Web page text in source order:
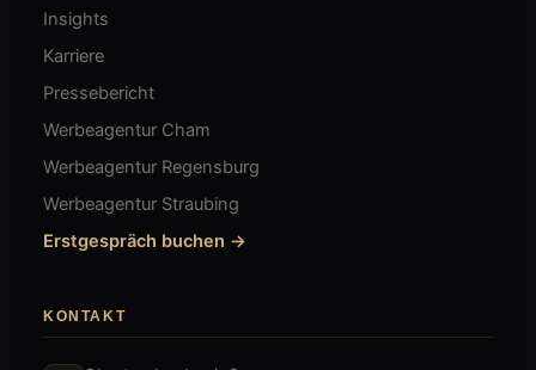
Insights
Karriere
Pressebericht
Werbeagentur Cham
Werbeagentur Regensburg
Werbeagentur Straubing
Erstgespräch buchen →
KONTAKT